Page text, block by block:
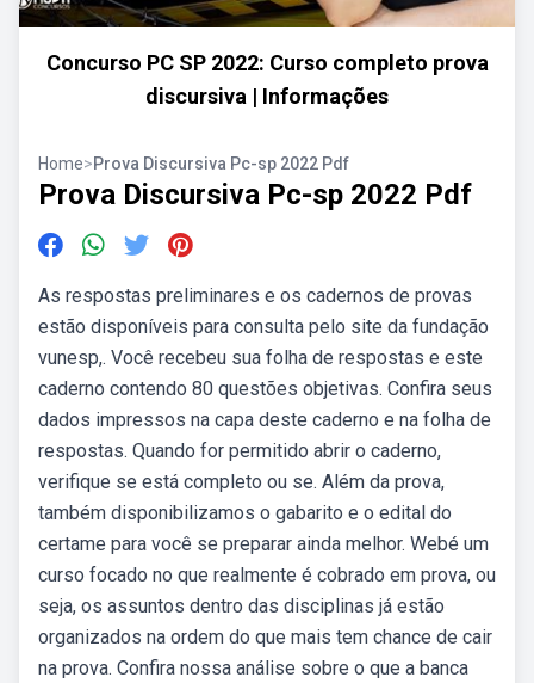
Concurso PC SP 2022: Curso completo prova
discursiva | Informações
Home>Prova Discursiva Pc-sp 2022 Pdf
Prova Discursiva Pc-sp 2022 Pdf
As respostas preliminares e os cadernos de provas
estão disponíveis para consulta pelo site da fundação
vunesp,. Você recebeu sua folha de respostas e este
caderno contendo 80 questões objetivas. Confira seus
dados impressos na capa deste caderno e na folha de
respostas. Quando for permitido abrir o caderno,
verifique se está completo ou se. Além da prova,
também disponibilizamos o gabarito e o edital do
certame para você se preparar ainda melhor. Webé um
curso focado no que realmente é cobrado em prova, ou
seja, os assuntos dentro das disciplinas já estão
organizados na ordem do que mais tem chance de cair
na prova. Confira nossa análise sobre o que a banca